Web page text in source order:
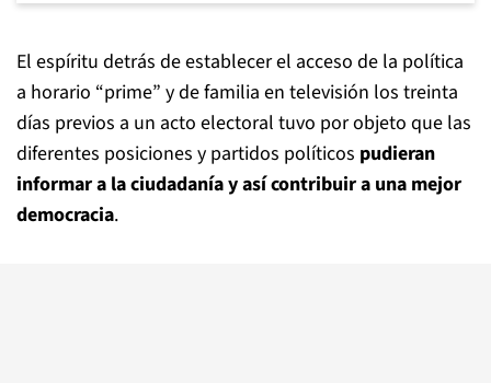
El espíritu detrás de establecer el acceso de la política
a horario “prime” y de familia en televisión los treinta
días previos a un acto electoral tuvo por objeto que las
diferentes posiciones y partidos políticos pudieran
informar a la ciudadanía y así contribuir a una mejor
democracia.